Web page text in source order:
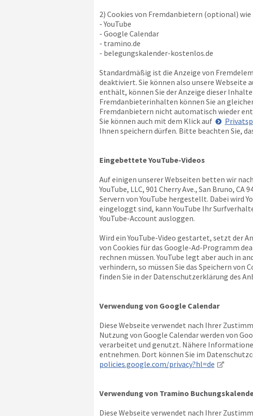
2) Cookies von Fremdanbietern (optional) wie
- YouTube
- Google Calendar
- tramino.de
- belegungskalender-kostenlos.de
Standardmäßig ist die Anzeige von
deaktiviert. Sie können also unsere Webseite
enthält, können Sie der Anzeige dieser
Fremdanbieterinhalten können Sie an
Fremdanbietern nicht automatisch wieder
Sie können auch mit dem Klick auf
Ihnen speichern dürfen. Bitte beachten Sie,
Eingebettete YouTube-Videos
Auf einigen unserer Webseiten betten wir
YouTube, LLC, 901 Cherry Ave., San Bruno,
Servern von YouTube hergestellt. Dabei wird
eingeloggt sind, kann YouTube Ihr
YouTube-Account ausloggen.
Wird ein YouTube-Video gestartet, setzt der
von Cookies für das Google-Ad-Programm
rechnen müssen. YouTube legt aber auch in
verhindern, so müssen Sie das Speichern
finden Sie in der Datenschutzerklärung des
Verwendung von Google Calendar
Diese Webseite verwendet nach Ihrer
Nutzung von Google Calendar werden von
verarbeitet und genutzt. Nähere
entnehmen. Dort können Sie im
policies.google.com/privacy?hl=de
Verwendung von Tramino
Diese Webseite verwendet nach Ihrer